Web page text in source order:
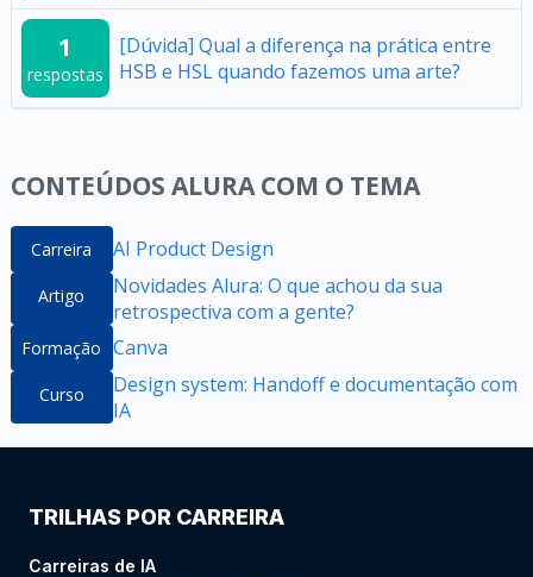
1
respostas
[Dúvida] Qual a diferença na prática entre
HSB e HSL quando fazemos uma arte?
CONTEÚDOS ALURA COM O TEMA
Carreira AI Product Design
Artigo
Novidades Alura: O que achou da sua
retrospectiva com a gente?
Formação Canva
Curso
Design system: Handoff e documentação com
IA
TRILHAS POR CARREIRA
Carreiras de IA